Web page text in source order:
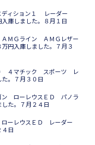
ィション１ レーダー
しました。８月１日
ＭＧライン ＡＭＧレザー
入庫しました。７月３
４マチック スポーツ レ
。７月３０日
ン ローレウスＥＤ パノラ
た。７月２４日
ーレウスＥＤ レーダー
日